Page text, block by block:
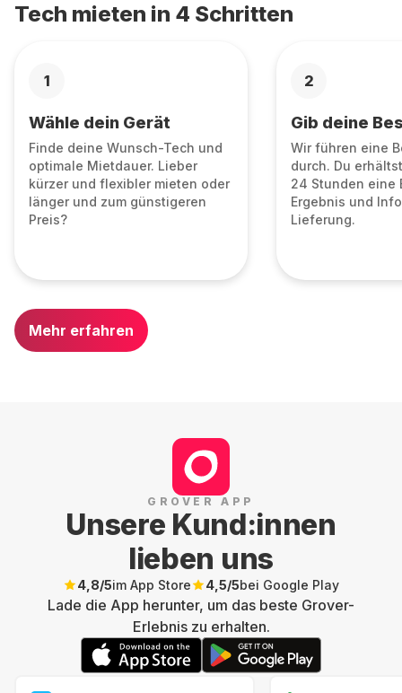
Tech mieten in 4 Schritten
1
Wähle dein Gerät
Finde deine Wunsch-Tech und
optimale Mietdauer. Lieber
kürzer und flexibler mieten oder
länger und zum günstigeren
Preis?
2
Gib deine
Wir führen eine
durch. Du
24 Stunden eine
Ergebnis und
Lieferung.
Mehr erfahren
GROVER APP
Unsere Kund:innen
lieben uns
4,8/5im App Store 4,5/5bei Google Play
Lade die App herunter, um das beste Grover-
Erlebnis zu erhalten.